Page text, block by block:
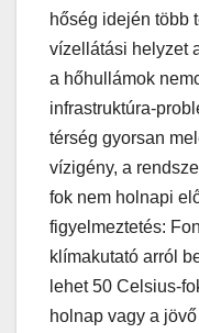
hőség idején több
vízellátási helyzet
a hőhullámok
infrastruktúra-
térség gyorsan
vízigény, a
fok nem holnapi
figyelmeztetés:
klímakutató arról
lehet 50 Celsius-
holnap vagy a